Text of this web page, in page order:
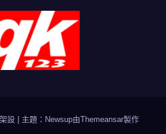
設 主題：Newsup由Themeansar製作